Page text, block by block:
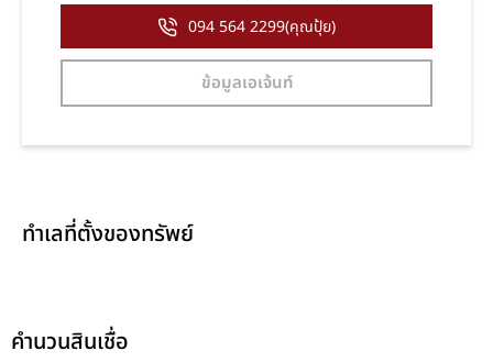
094 564 2299(คุณปุ้ย)
ข้อมูลเอเจ้นท์
ทำเลที่ตั้งของทรัพย์
คำนวนสินเชื่อ